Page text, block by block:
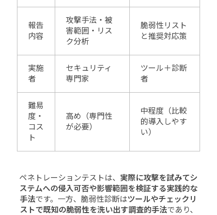
報告
内容
攻撃手法・被
害範囲・リス
ク分析
脆弱性リスト
と推奨対応策
実施
者
セキュリティ
専門家
ツール＋診断
者
難易
度・
コス
ト
高め（専門性
が必要）
中程度（比較
的導入しやす
い）
ペネトレーションテストは、 実際に攻撃を試みてシ
ステムへの侵入可否や影響範囲を検証する実践的な
手法です。一方、脆弱性診断はツールやチェックリ
ストで既知の脆弱性を洗い出す調査的手法であり、